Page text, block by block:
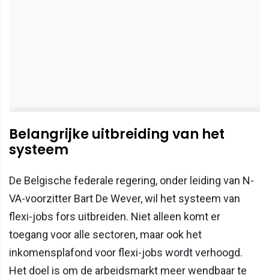
Belangrijke uitbreiding van het
systeem
De Belgische federale regering, onder leiding van N-
VA-voorzitter Bart De Wever, wil het systeem van
flexi-jobs fors uitbreiden. Niet alleen komt er
toegang voor alle sectoren, maar ook het
inkomensplafond voor flexi-jobs wordt verhoogd.
Het doel is om de arbeidsmarkt meer wendbaar te